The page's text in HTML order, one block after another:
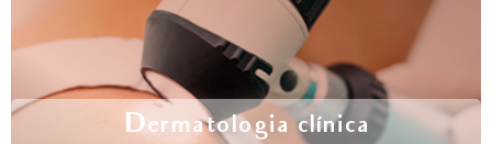
Dermatologia clínica